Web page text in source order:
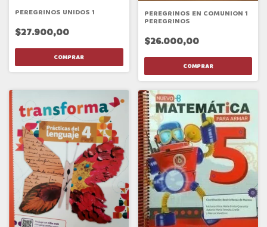
PEREGRINOS UNIDOS 1
$27.900,00
PEREGRINOS EN COMUNION 1
PEREGRINOS
$26.000,00